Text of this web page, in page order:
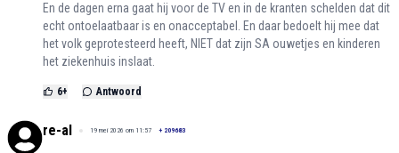
En de dagen erna gaat hij voor de TV en in de kranten schelden dat dit
echt ontoelaatbaar is en onacceptabel. En daar bedoelt hij mee dat
het volk geprotesteerd heeft, NIET dat zijn SA ouwetjes en kinderen
het ziekenhuis inslaat.
6+ Antwoord
re-al 19 mei 2026 om 11:57 + 209683